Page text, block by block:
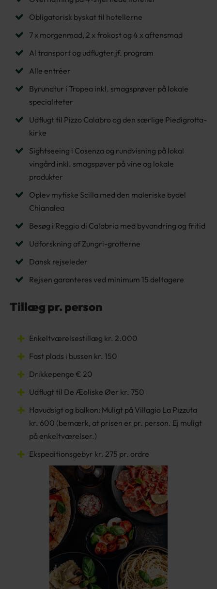
Vulkanen er den mest aktive i Europa, og med flere
opleve seimisk aktivitet på tætteste hold. Herfra går
den største af De Æoliske Øer, og her besøger vi
og et interessant arkæologisk museum. Der bliver
også tid til shopping på egen hånd. Dagens sidste
stop er Vulcano, hvis østlige kyst bobler og syder af
naturlige kilder og bade med angiveligt helbredende
Bemærk, udflugten gennemføres ved minimum 15
Obligatorisk byskat til hotellerne
7 x morgenmad, 2 x frokost og 4 x aftensmad
Al transport og udflugter jf. program
Alle entréer
Byrundtur i Tropea inkl. smagsprøver på lokale
specialiteter
Udflugt til Pizzo Calabro og den særlige Piedigrotta-
kirke
Sightseeing i Cosenza og rundvisning på lokal
vingård inkl. smagspøver på vine og lokale
produkter
Oplev mytiske Scilla med den maleriske bydel
Chianalea
Besøg i Reggio di Calabria med byvandring og fritid
Udforskning af Zungri-grotterne
Dansk rejseleder
Rejsen garanteres ved minimum 15 deltagere
Tillæg pr. person
Enkeltværelsestillæg kr. 2.000
Fast plads i bussen kr. 150
Drikkepenge € 20
Udflugt til De Æoliske Øer kr. 750
Havudsigt og balkon: Muligt på Villagio La Pizzuta
kr. 600 (bemærk, at prisen er pr. person. Ej muligt
på enkeltværelser.)
Ekspeditionsgebyr kr. 275 pr. ordre